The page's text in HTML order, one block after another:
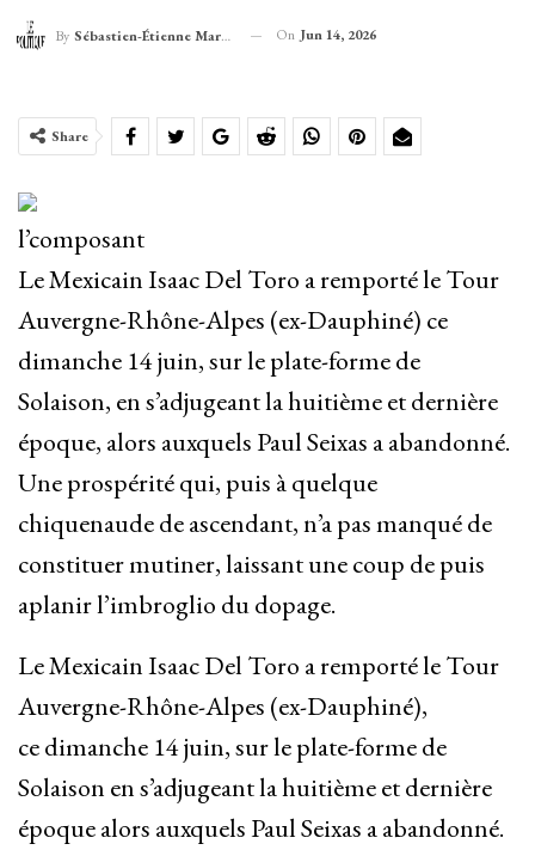
By Sébastien-Étienne Marechal On Jun 14, 2026
Share
l’composant
Le Mexicain Isaac Del Toro a remporté le Tour
Auvergne-Rhône-Alpes (ex-Dauphiné) ce
dimanche 14 juin, sur le plate-forme de
Solaison, en s’adjugeant la huitième et dernière
époque, alors auxquels Paul Seixas a abandonné.
Une prospérité qui, puis à quelque
chiquenaude de ascendant, n’a pas manqué de
constituer mutiner, laissant une coup de puis
aplanir l’imbroglio du dopage.
Le Mexicain Isaac Del Toro a remporté le Tour
Auvergne-Rhône-Alpes (ex-Dauphiné),
ce dimanche 14 juin, sur le plate-forme de
Solaison en s’adjugeant la huitième et dernière
époque alors auxquels Paul Seixas a abandonné.